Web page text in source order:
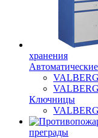
хранения
Ключницы
VALBERG
преграды